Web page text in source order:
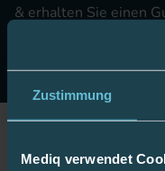
Zustimmung
Mediq verwendet
& erhalten Sie einen